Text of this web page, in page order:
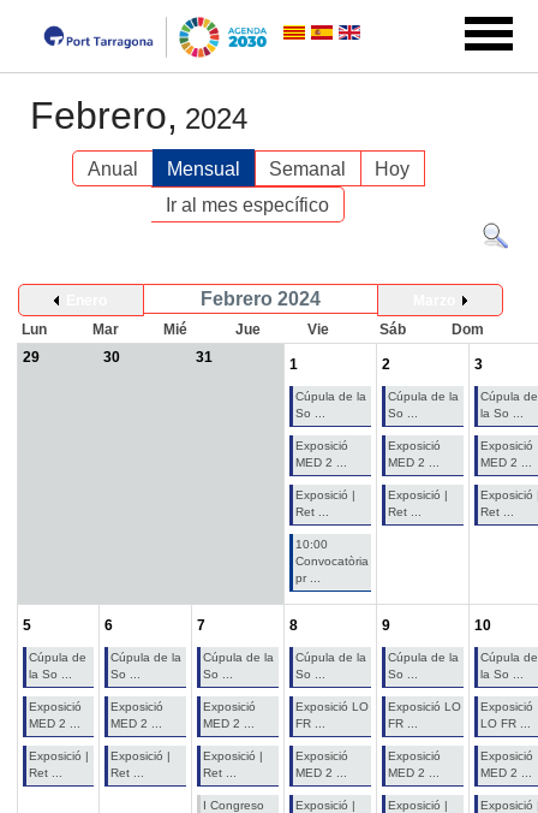
Febrero, 2024
Anual Mensual Semanal
Hoy
Ir al mes específico
Febrero 2024
Lun
Mar Mié Jue Vie Sáb
Dom
29
30 31 1
Cúpula de la
So ...
Exposició
MED 2 ...
Exposició |
Ret ...
10:00
Convocatòria
pr ...
2
Cúpula de la
So ...
Exposició
MED 2 ...
Exposició |
Ret ...
3
Cúpula de
la So ...
Exposició
MED 2 ...
Exposició
Ret ...
5
Cúpula de
la So ...
Exposició
MED 2 ...
Exposició |
Ret ...
6
Cúpula de la
So ...
Exposició
MED 2 ...
Exposició |
Ret ...
7
Cúpula de la
So ...
Exposició
MED 2 ...
Exposició |
Ret ...
I Congreso
8
Cúpula de la
So ...
Exposició LO
FR ...
Exposició
MED 2 ...
Exposició |
9
Cúpula de la
So ...
Exposició LO
FR ...
Exposició
MED 2 ...
Exposició |
10
Cúpula de
la So ...
Exposició
LO FR ...
Exposició
MED 2 ...
Exposició